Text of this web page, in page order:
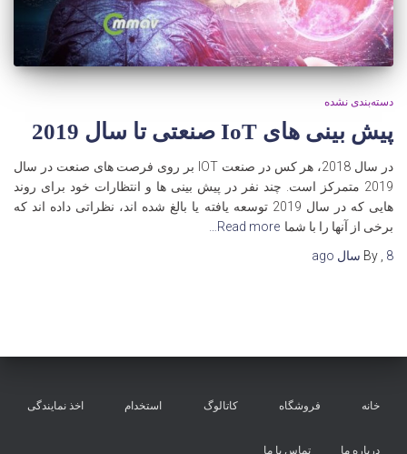
دسته‌بندی نشده
پیش بینی های IoT صنعتی تا سال 2019
در سال 2018، هر کس در صنعت IOT بر روی فرصت های صنعت در سال
2019 متمرکز است. چند نفر در پیش بینی ها و انتظارات خود برای روند
هایی که در سال 2019 توسعه یافته یا بالغ شده اند، نظراتی داده اند که
برخی از آنها را با شما Read more…
By , 8 سال
خانه فروشگاه کاتالوگ استخدام اخذ نمایندگی
درباره ما تماس با ما